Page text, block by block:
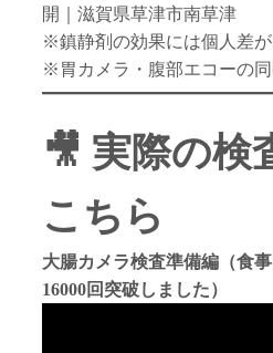
開｜滋賀県草津市南草津
※鎮静剤の効果には個人差
※胃カメラ・腹部エコーの
🎥 実際の検
こちら
大腸カメラ検査準備編（食
16000回突破しました）